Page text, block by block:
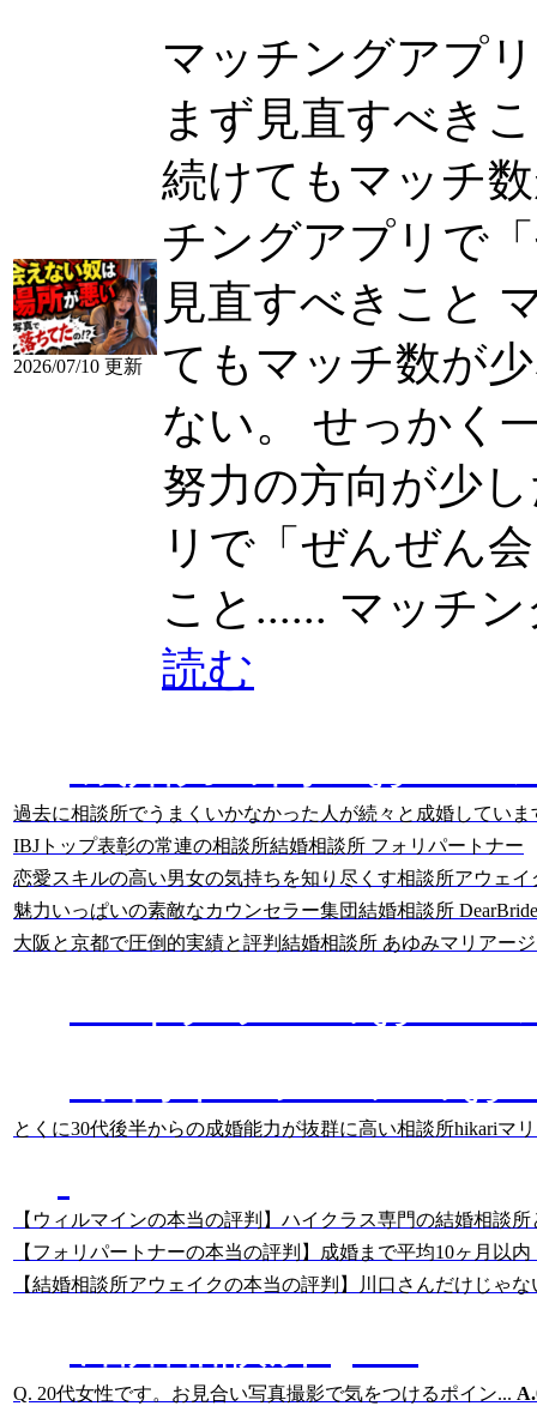
2026/07/10 更新
マッチングアプ
まず見直すべき
続けてもマッチ
チングアプリで
見直すべきこと
てもマッチ数が
ない。 せっかく
努力の方向が少
リで「ぜんぜん
こと...... マッチ
読む
過去に相談所でうまくいかなかった人が続々と成婚していま
IBJトップ表彰の常連の相談所結婚相談所 フォリパートナー
恋愛スキルの高い男女の気持ちを知り尽くす相談所アウェイ
魅力いっぱいの素敵なカウンセラー集団結婚相談所
大阪と京都で圧倒的実績と評判 結婚相談所 あゆみマリアー
とくに30代後半からの成婚能力が抜群に高い相談所hikariマ
【ウィルマインの本当の評判】ハイクラス専門の結婚相談
【フォリパートナーの本当の評判】成婚まで平均10ヶ月以内
【結婚相談所アウェイクの本当の評判】川口さんだけじゃ
Q. 20代女性です。お見合い写真撮影で気をつけるポイン... A.